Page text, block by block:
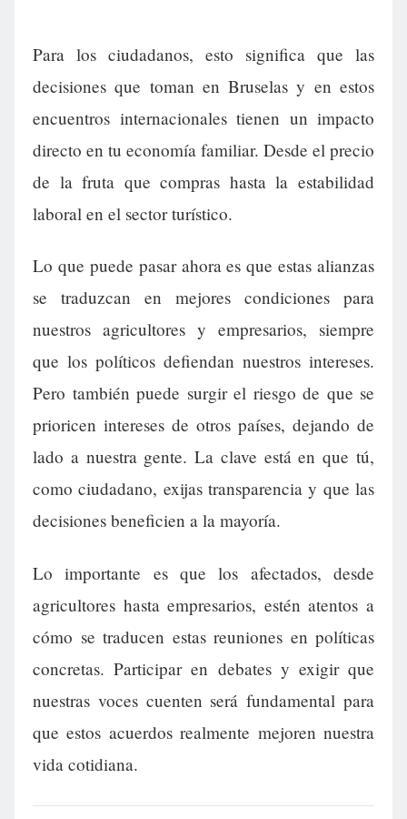
Para los ciudadanos, esto significa que las
decisiones que toman en Bruselas y en estos
encuentros internacionales tienen un impacto
directo en tu economía familiar. Desde el precio
de la fruta que compras hasta la estabilidad
laboral en el sector turístico.
Lo que puede pasar ahora es que estas alianzas
se traduzcan en mejores condiciones para
nuestros agricultores y empresarios, siempre
que los políticos defiendan nuestros intereses.
Pero también puede surgir el riesgo de que se
prioricen intereses de otros países, dejando de
lado a nuestra gente. La clave está en que tú,
como ciudadano, exijas transparencia y que las
decisiones beneficien a la mayoría.
Lo importante es que los afectados, desde
agricultores hasta empresarios, estén atentos a
cómo se traducen estas reuniones en políticas
concretas. Participar en debates y exigir que
nuestras voces cuenten será fundamental para
que estos acuerdos realmente mejoren nuestra
vida cotidiana.